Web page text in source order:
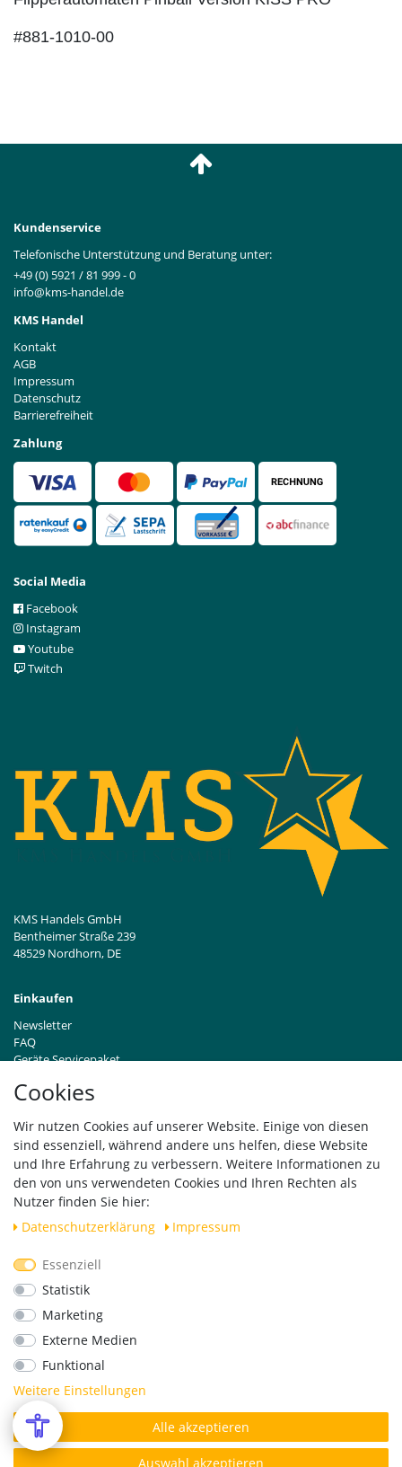
Cookies
Wir nutzen Cookies auf unserer Website. Einige von diesen
sind essenziell, während andere uns helfen, diese Website
und Ihre Erfahrung zu verbessern. Weitere Informationen zu
den von uns verwendeten Cookies und Ihren Rechten als
Nutzer finden Sie hier:
Daten­schutz­erklärung
Impressum
Essenziell
Statistik
Marketing
Externe Medien
Funktional
Weitere Einstellungen
Alle akzeptieren
Auswahl akzeptieren
#881-1010-00
Kundenservice
Telefonische Unterstützung und Beratung unter:
+49 (0) 5921 / 81 999 - 0
info@kms-handel.de
KMS Handel
Kontakt
AGB
Impressum
Datenschutz
Barrierefreiheit
Zahlung
Social Media
Facebook
Instagram
Youtube
Twitch
KMS Handels GmbH
Bentheimer Straße 239
48529 Nordhorn, DE
Einkaufen
Newsletter
FAQ
Geräte Servicepaket
Händleranfragen B2B
Widerrufsrecht
Vertrag widerrufen
Versand
Geprüfte Sicherheit
*Alle Preise verstehen sich inkl. MwSt. zzgl. Versandkosten.
© Copyright 2026 | Alle Rechte vorbehalten.